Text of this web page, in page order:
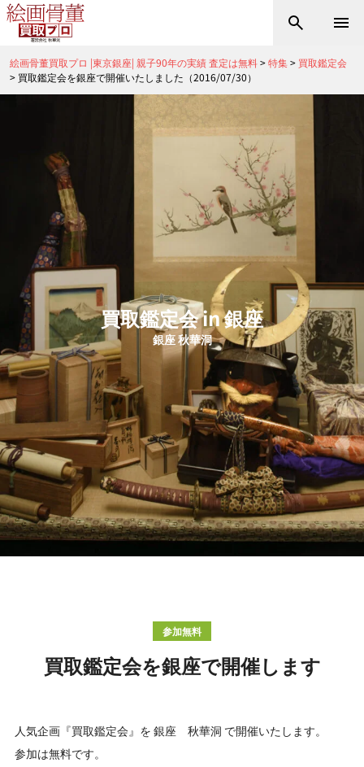
絵画骨董買取プロ |東京銀座| 親子90年の実績 査定は無料>特集> 買取鑑定会
> 買取鑑定会を銀座で開催いたしました（2016/07/30）
買取鑑定会 in 銀座
銀座 秋華洞
参加無料
買取鑑定会を銀座で開催します
人気企画『買取鑑定会』を 銀座 秋華洞 で開催いたします。
参加は無料です。